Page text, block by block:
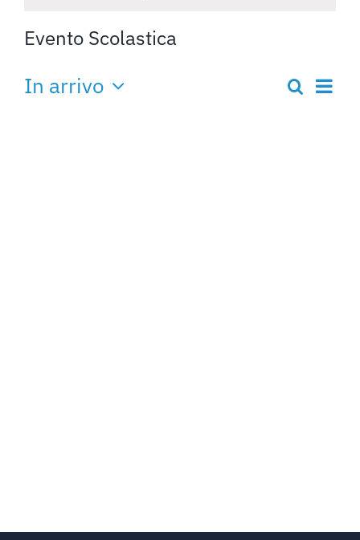
Evento Scolastica
Cerca
Lista
In arrivo